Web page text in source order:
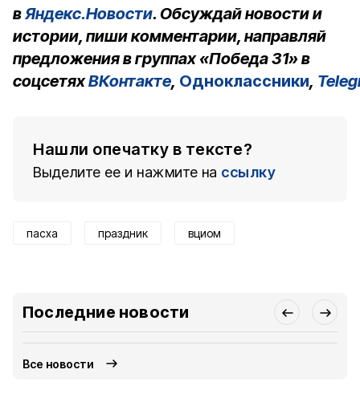
вЯндекс.Новости. Обсуждай новости и
истории, пиши комментарии, направляй
предложения в группах «Победа 31» в
соцсетяхВКонтакте, Одноклассники,
Нашли опечатку в тексте?
Выделите ее и нажмите на ссылку
пасха праздник вциом
Последние новости
Все новости